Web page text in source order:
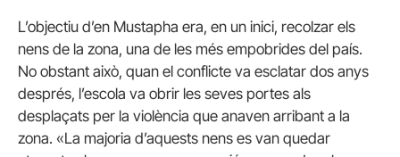
L’objectiu d’en Mustapha era, en un inici, recolzar els
nens de la zona, una de les més empobrides del país.
No obstant això, quan el conflicte va esclatar dos anys
després, l’escola va obrir les seves portes als
desplaçats per la violència que anaven arribant a la
zona. «La majoria d’aquests nens es van quedar